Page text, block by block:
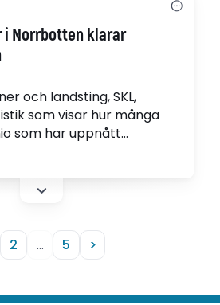
i Norrbotten klarar
och landsting, SKL,
som visar hur många
som har uppnått
2 … 5 >